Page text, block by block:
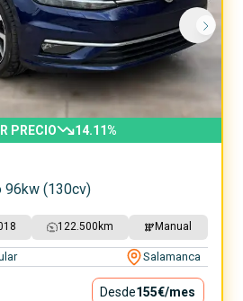
PRECIO 14.11%
96kw (130cv)
122.500 km Manual
Salamanca
Desde155€/mes